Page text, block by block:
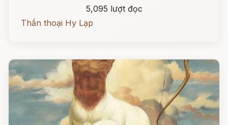
5,095 lượt đọc
Thần thoại Hy Lạp